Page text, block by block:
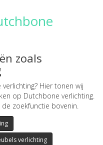
zoals
Hier tonen wij
op Dutchbone verlichting.
zoekfunctie bovenin.
verlichting